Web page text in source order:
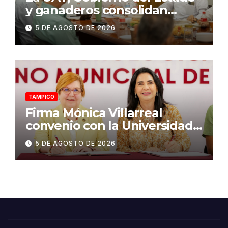
y ganaderos consolidan
proyecto “Carne Tam”
5 DE AGOSTO DE 2026
TAMPICO
Firma Mónica Villarreal
convenio con la Universidad
Tecnológica de Altamira para
impulsar la innovación
turística mediante TampIA
5 DE AGOSTO DE 2026